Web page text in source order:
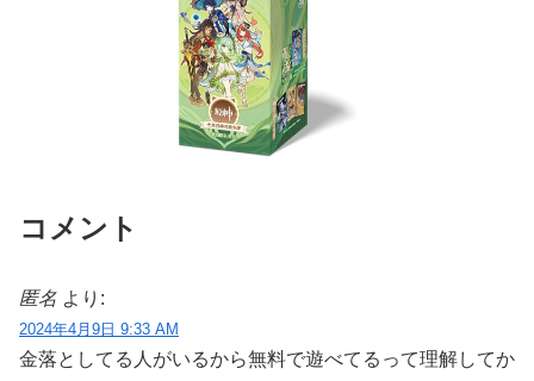
コメント
匿名 より:
2024年4月9日 9:33 AM
金落としてる人がいるから無料で遊べてるって理解してか